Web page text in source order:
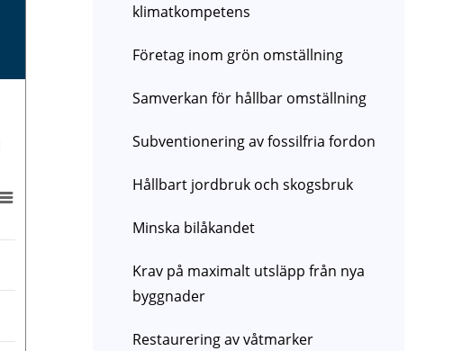
klimatkompetens
Företag inom grön omställning
Samverkan för hållbar omställning
Subventionering av fossilfria fordon
Hållbart jordbruk och skogsbruk
Minska bilåkandet
Krav på maximalt utsläpp från nya
byggnader
Restaurering av våtmarker